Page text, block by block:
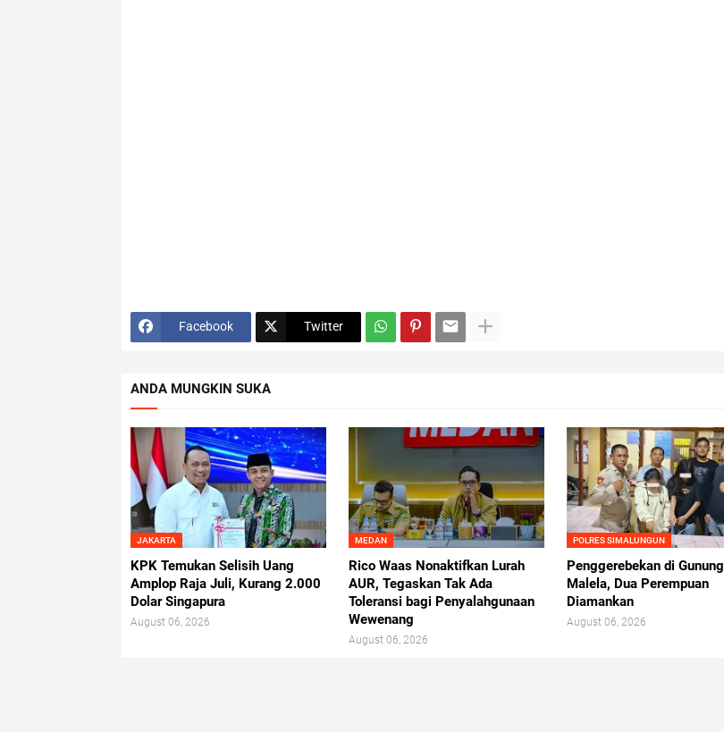
Facebook Twitter
ANDA MUNGKIN SUKA
JAKARTA
KPK Temukan Selisih Uang
Amplop Raja Juli, Kurang 2.000
Dolar Singapura
August 06, 2026
MEDAN
Rico Waas Nonaktifkan Lurah
AUR, Tegaskan Tak Ada
Toleransi bagi Penyalahgunaan
Wewenang
August 06, 2026
POLRES SIMALUNGUN
Penggerebekan di Gunung
Malela, Dua Perempuan
Diamankan
August 06, 2026